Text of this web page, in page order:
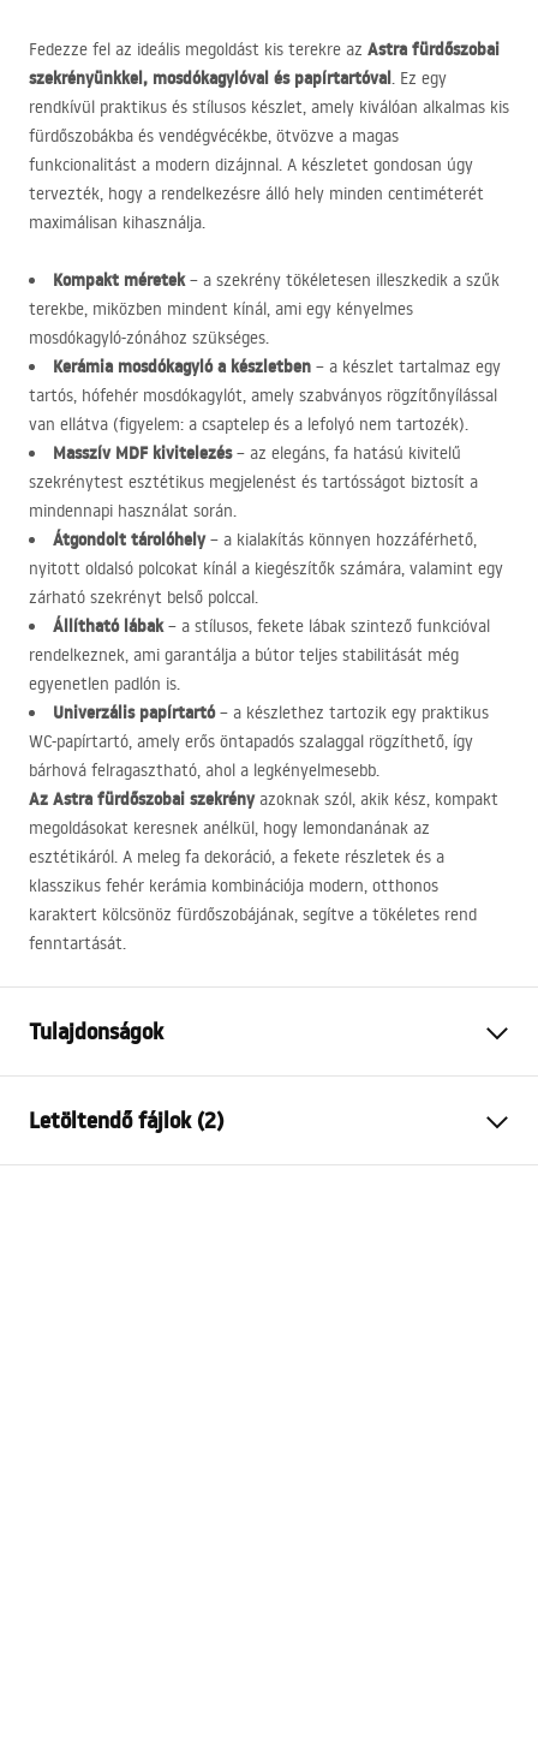
Fedezze fel az ideális megoldást kis terekre az Astra fürdőszobai
szekrényünkkel, mosdókagylóval és papírtartóval. Ez egy
rendkívül praktikus és stílusos készlet, amely kiválóan alkalmas kis
fürdőszobákba és vendégvécékbe, ötvözve a magas
funkcionalitást a modern dizájnnal. A készletet gondosan úgy
tervezték, hogy a rendelkezésre álló hely minden centiméterét
maximálisan kihasználja.
Kompakt méretek– a szekrény tökéletesen illeszkedik a szűk
terekbe, miközben mindent kínál, ami egy kényelmes
mosdókagyló-zónához szükséges.
Kerámia mosdókagyló a készletben – a készlet tartalmaz egy
tartós, hófehér mosdókagylót, amely szabványos rögzítőnyílással
van ellátva (figyelem: a csaptelep és a lefolyó nem tartozék).
Masszív MDFkivitelezés– az elegáns, fa hatású kivitelű
szekrénytest esztétikus megjelenést és tartósságot biztosít a
mindennapi használat során.
Átgondolt tárolóhely– a kialakítás könnyen hozzáférhető,
nyitott oldalsó polcokat kínál a kiegészítők számára, valamint egy
zárható szekrényt belső polccal.
Állítható lábak– a stílusos, fekete lábak szintező funkcióval
rendelkeznek, ami garantálja a bútor teljes stabilitását még
egyenetlen padlón is.
Univerzális papírtartó– a készlethez tartozik egy praktikus
WC-papírtartó, amely erős öntapadós szalaggal rögzíthető, így
bárhová felragasztható, ahol a legkényelmesebb.
Az Astra fürdőszobai szekrényazoknak szól, akik kész, kompakt
megoldásokat keresnek anélkül, hogy lemondanának az
esztétikáról. A meleg fa dekoráció, a fekete részletek és a
klasszikus fehér kerámia kombinációja modern, otthonos
karaktert kölcsönöz fürdőszobájának, segítve a tökéletes rend
fenntartását.
Tulajdonságok
Felszerelés
Anyag
MDF, Kerámia
Letöltendő fájlok (2)